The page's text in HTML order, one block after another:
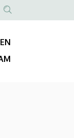
TARTALOM
KERESÉSE